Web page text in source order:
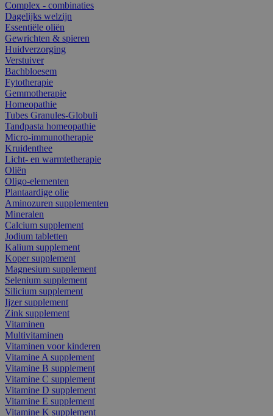
Complex - combinaties
Dagelijks welzijn
Essentiële oliën
Gewrichten & spieren
Huidverzorging
Verstuiver
Bachbloesem
Fytotherapie
Gemmotherapie
Homeopathie
Tubes Granules-Globuli
Tandpasta homeopathie
Micro-immunotherapie
Kruidenthee
Licht- en warmtetherapie
Oliën
Oligo-elementen
Plantaardige olie
Aminozuren supplementen
Mineralen
Calcium supplement
Jodium tabletten
Kalium supplement
Koper supplement
Magnesium supplement
Selenium supplement
Silicium supplement
Ijzer supplement
Zink supplement
Vitaminen
Multivitaminen
Vitaminen voor kinderen
Vitamine A supplement
Vitamine B supplement
Vitamine C supplement
Vitamine D supplement
Vitamine E supplement
Vitamine K supplement